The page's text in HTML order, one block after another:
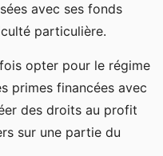
avec ses fonds
particulière.
opter pour le régime
primes financées avec
des droits au profit
sur une partie du